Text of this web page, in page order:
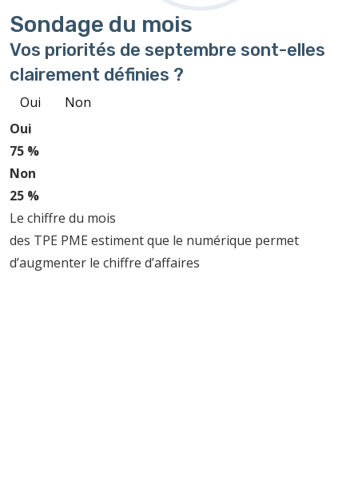
Sondage du mois
Vos priorités de septembre sont-elles
clairement définies ?
Oui
Non
Oui
75 %
Non
25 %
Le chiffre du mois
des TPE PME estiment que le numérique permet
d’augmenter le chiffre d’affaires